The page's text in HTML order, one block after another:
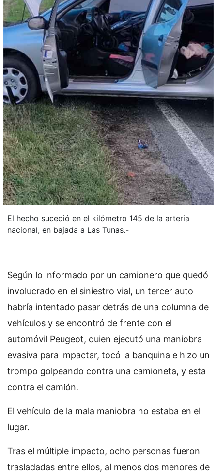
El hecho sucedió en el kilómetro 145 de la arteria
nacional, en bajada a Las Tunas.-
Según lo informado por un camionero que quedó
involucrado en el siniestro vial, un tercer auto
habría intentado pasar detrás de una columna de
vehículos y se encontró de frente con el
automóvil Peugeot, quien ejecutó una maniobra
evasiva para impactar, tocó la banquina e hizo un
trompo golpeando contra una camioneta, y esta
contra el camión.
El vehículo de la mala maniobra no estaba en el
lugar.
Tras el múltiple impacto, ocho personas fueron
trasladadas entre ellos, al menos dos menores de